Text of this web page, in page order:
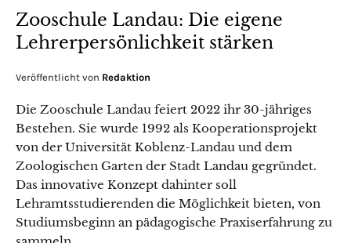
Zooschule Landau: Die eigene
Lehrerpersönlichkeit stärken
Veröffentlicht von Redaktion
Die Zooschule Landau feiert 2022 ihr 30-jähriges
Bestehen. Sie wurde 1992 als Kooperationsprojekt
von der Universität Koblenz-Landau und dem
Zoologischen Garten der Stadt Landau gegründet.
Das innovative Konzept dahinter soll
Lehramtsstudierenden die Möglichkeit bieten, von
Studiumsbeginn an pädagogische Praxiserfahrung zu